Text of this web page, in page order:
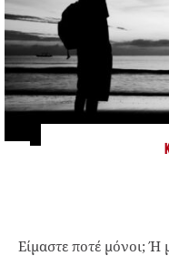
Είμαστε ποτέ μόνοι;